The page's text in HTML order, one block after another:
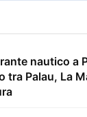
nautico a
tra Palau, La